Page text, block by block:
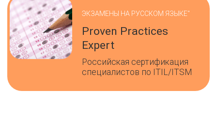
ЭКЗАМЕНЫ НА РУССКОМ ЯЗЫКЕ"
Proven Practices
Expert
Российская сертификация
специалистов по ITIL/ITSM